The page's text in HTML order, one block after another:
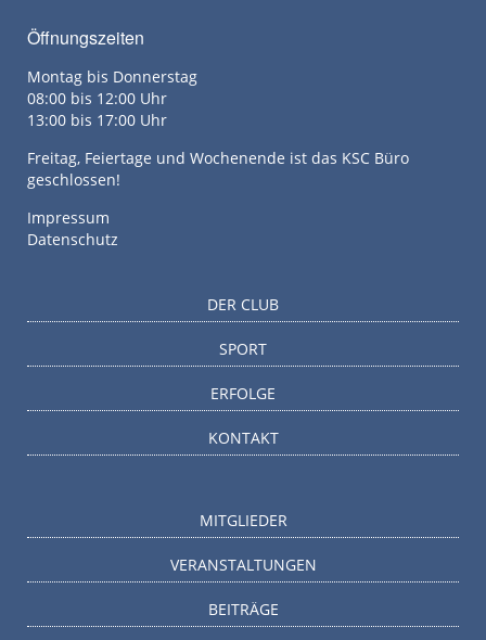
Öffnungszeiten
Montag bis Donnerstag
08:00 bis 12:00 Uhr
13:00 bis 17:00 Uhr
Freitag, Feiertage und Wochenende ist das KSC Büro
geschlossen!
Impressum
Datenschutz
DER CLUB
SPORT
ERFOLGE
KONTAKT
MITGLIEDER
VERANSTALTUNGEN
BEITRÄGE